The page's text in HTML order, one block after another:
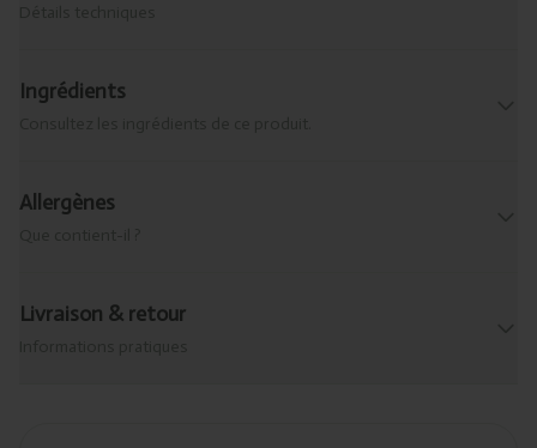
Ingrédients
Allergènes
Livraison & retour